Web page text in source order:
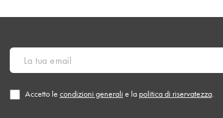
Accetto le condizioni generali e la politica di riservatezza.